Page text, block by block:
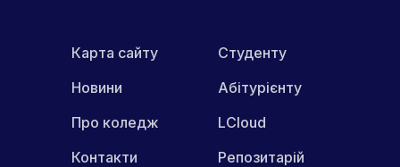
Карта сайту
Новини
Про коледж
Контакти
Студенту
Абітурієнту
LCloud
Репозитарій